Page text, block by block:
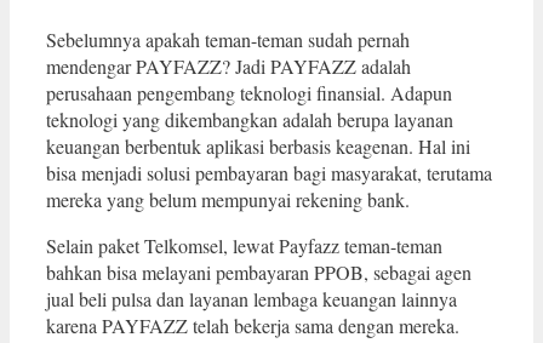
Sebelumnya apakah teman-teman sudah pernah
mendengar PAYFAZZ? Jadi PAYFAZZ adalah
perusahaan pengembang teknologi finansial. Adapun
teknologi yang dikembangkan adalah berupa layanan
keuangan berbentuk aplikasi berbasis keagenan. Hal ini
bisa menjadi solusi pembayaran bagi masyarakat, terutama
mereka yang belum mempunyai rekening bank.
Selain paket Telkomsel, lewat Payfazz teman-teman
bahkan bisa melayani pembayaran PPOB, sebagai agen
jual beli pulsa dan layanan lembaga keuangan lainnya
karena PAYFAZZ telah bekerja sama dengan mereka.